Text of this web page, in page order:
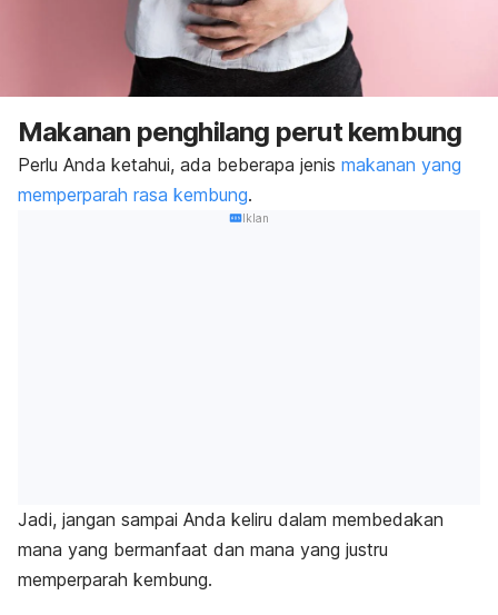
Makanan penghilang perut kembung
Perlu Anda ketahui, ada beberapa jenis makanan yang
memperparah rasa kembung.
Iklan
Jadi, jangan sampai Anda keliru dalam membedakan
mana yang bermanfaat dan mana yang justru
memperparah kembung.